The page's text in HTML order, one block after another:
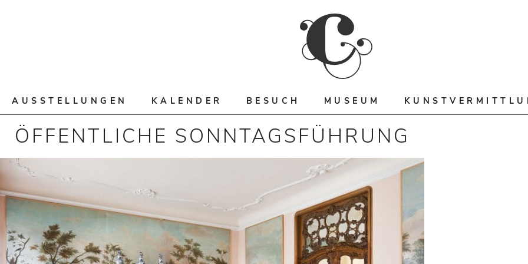
AUSSTELLUNGEN KALENDER BESUCH MUSEUM
ÖFFENTLICHE SONNTAGSFÜHRUNG